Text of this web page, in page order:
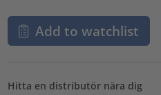
Add to watchlist
Hitta en distributör nära dig